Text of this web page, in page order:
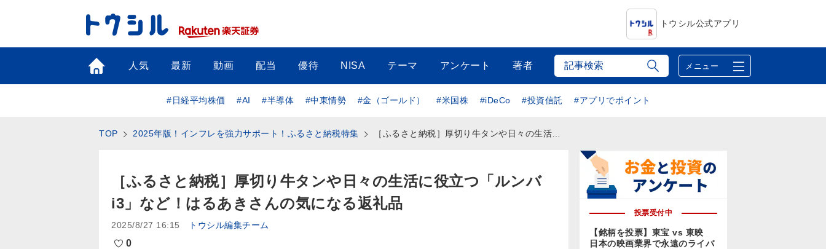
トウシル公式アプリ
トップ
人気 最新 動画 配当 優待 NISA テーマ アンケート 著者 メニュー
#日経平均株価 #AI #半導体 #中東情勢 #金（ゴールド） #米国株 #iDeCo #投資信託 #アプリでポイント
TOP 2025年版！インフレを強力サポート！ふるさと納税特集 ［ふるさと納税］厚切り牛タンや日々の生活に役立つ「ルンバi3」など！はるあきさんの気になる返礼品
［ふるさと納税］厚切り牛タンや日々の生活に役立つ「ルンバ
i3」など！はるあきさんの気になる返礼品
2025/8/27 16:15 トウシル編集チーム
0
投票受付中
【銘柄を投票】東宝 vs 東映
日本の映画業界で永遠のライバ